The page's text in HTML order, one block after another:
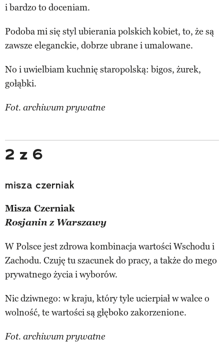
i bardzo to doceniam.
Podoba mi się styl ubierania polskich kobiet, to, że są
zawsze eleganckie, dobrze ubrane i umalowane.
No i uwielbiam kuchnię staropolską: bigos, żurek,
gołąbki.
Fot. archiwum prywatne
2 z 6
misza czerniak
Misza Czerniak
Rosjanin z Warszawy
W Polsce jest zdrowa kombinacja wartości Wschodu i
Zachodu. Czuję tu szacunek do pracy, a także do mego
prywatnego życia i wyborów.
Nic dziwnego: w kraju, który tyle ucierpiał w walce o
wolność, te wartości są głęboko zakorzenione.
Fot. archiwum prywatne